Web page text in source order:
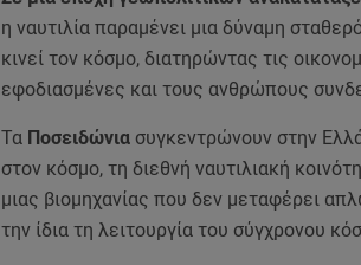
η ναυτιλία παραμένει μια δύναμη
κινεί τον κόσμο, διατηρώντας τις
εφοδιασμένες και τους ανθρώπους
Τα Ποσειδώνια συγκεντρώνουν στην
στον κόσμο, τη διεθνή ναυτιλιακή
μιας βιομηχανίας που δεν μεταφέρει
την ίδια τη λειτουργία του σύγχρονου